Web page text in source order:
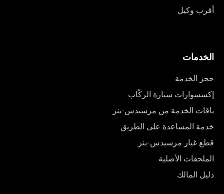
أقرب وكيل
الخدمات
حجز الخدمة
إكسسوارات سيارة الركّاب
باقات الخدمة من مرسيدس-بنز
خدمة المساعدة على الطريق
قطع غيار مرسيدس-بنز
الملحقات الأصلية
دليل المالك